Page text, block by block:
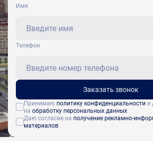
Имя
Tелефон
Заказать звонок
Принимаю политику конфиденциальности и
на обработку персональных данных
Даю согласие на получение рекламно-
материалов